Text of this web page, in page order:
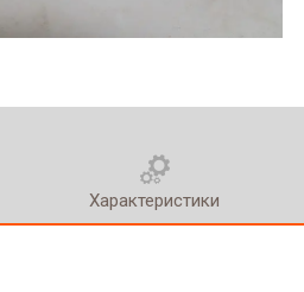
Характеристики